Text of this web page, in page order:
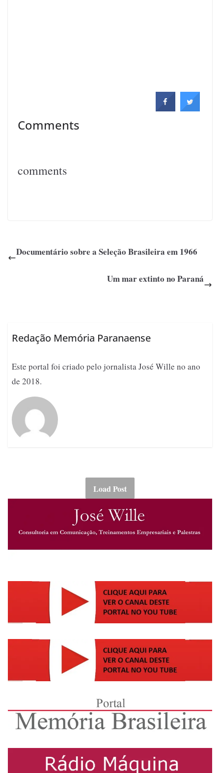
Comments
comments
Documentário sobre a Seleção Brasileira em 1966
Um mar extinto no Paraná
Redação Memória Paranaense
Este portal foi criado pelo jornalista José Wille no ano
de 2018.
Load Post